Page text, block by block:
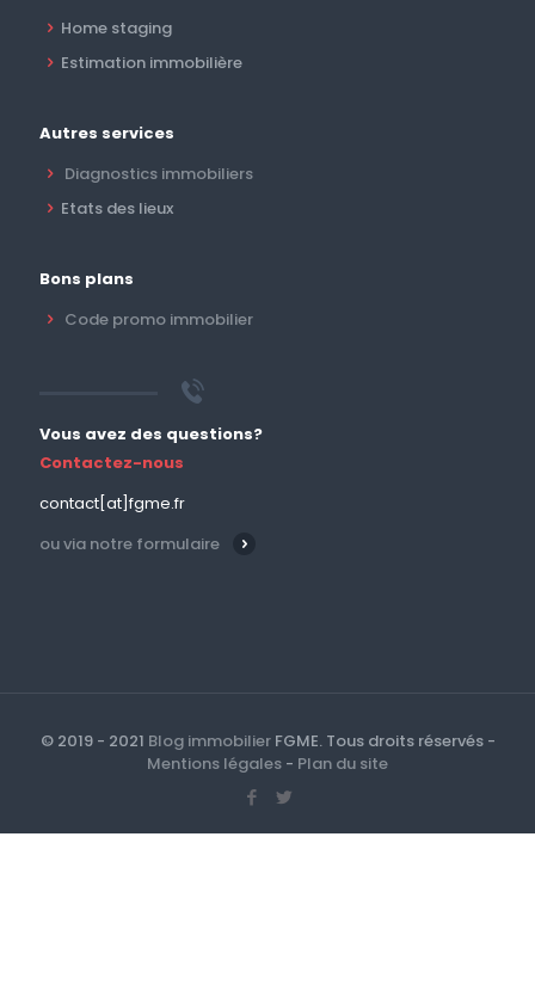
Home staging
Estimation immobilière
Autres services
Diagnostics immobiliers
Etats des lieux
Bons plans
Code promo immobilier
Vous avez des questions?
Contactez-nous
contact[at]fgme.fr
ou via notre formulaire
© 2019 - 2021 Blog immobilierFGME. Tous droits réservés -
Mentions légales - Plan du site